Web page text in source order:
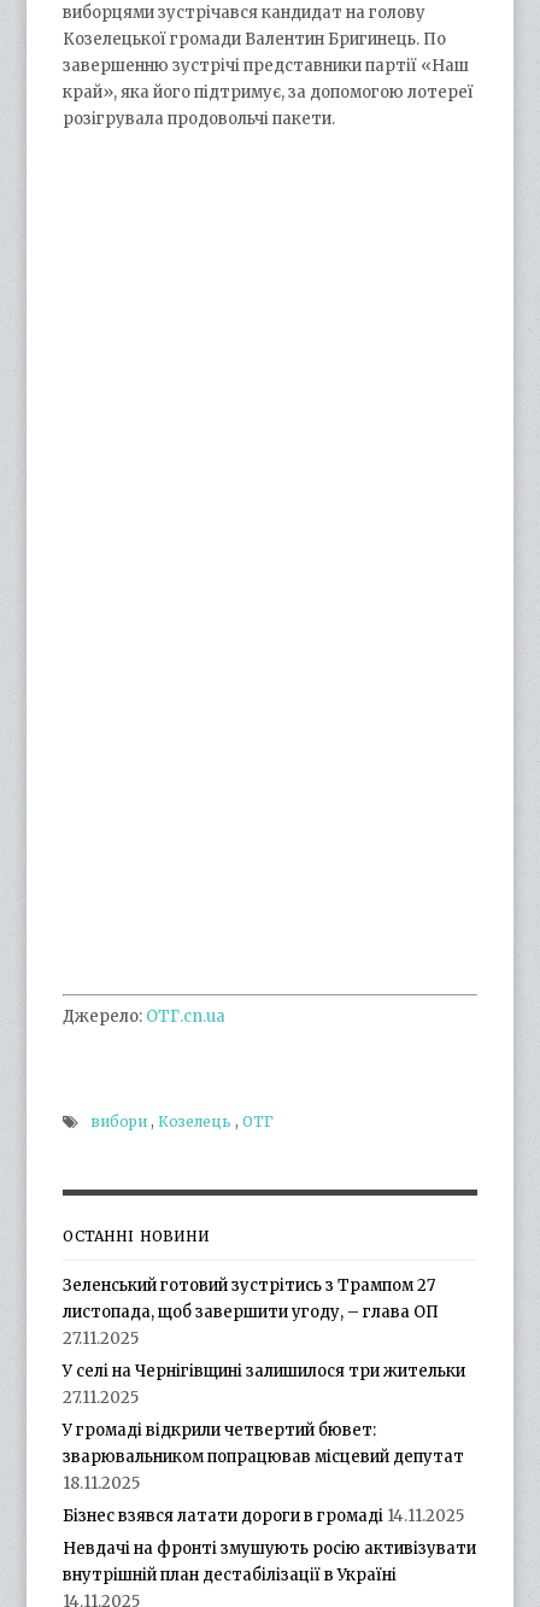
виборцями зустрічався кандидат на голову
Козелецької громади Валентин Бригинець. По
завершенню зустрічі представники партії «Наш
край», яка його підтримує, за допомогою лотереї
розігрувала продовольчі пакети.
Джерело: ОТГ.cn.ua
вибори ,Козелець ,ОТГ
ОСТАННІ НОВИНИ
Зеленський готовий зустрітись з Трампом 27
листопада, щоб завершити угоду, – глава ОП
27.11.2025
У селі на Чернігівщині залишилося три жительки
27.11.2025
У громаді відкрили четвертий бювет:
зварювальником попрацював місцевий депутат
18.11.2025
Бізнес взявся латати дороги в громаді 14.11.2025
Невдачі на фронті змушують росію активізувати
внутрішній план дестабілізації в Україні
14.11.2025